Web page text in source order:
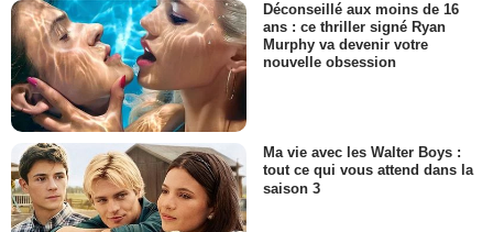
Déconseillé aux moins de 16
ans : ce thriller signé Ryan
Murphy va devenir votre
nouvelle obsession
Ma vie avec les Walter Boys :
tout ce qui vous attend dans la
saison 3